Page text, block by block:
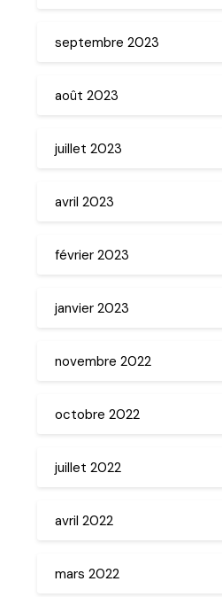
septembre 2023
août 2023
juillet 2023
avril 2023
février 2023
janvier 2023
novembre 2022
octobre 2022
juillet 2022
avril 2022
mars 2022